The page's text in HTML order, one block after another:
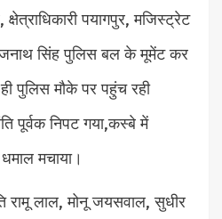
पयागपुर, मजिस्ट्रेट
सिंह पुलिस बल के मूमेंट कर
पुलिस मौके पर पहुंच रही
पूर्वक निपट गया,कस्बे में
मचाया।
लाल, मोनू जयसवाल, सुधीर